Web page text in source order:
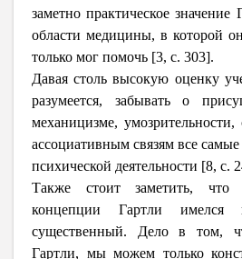
заметно практическое значение
области медицины, в которой
только мог помочь [3, c. 303].
Давая столь высокую оценку
разумеется, забывать о
механицизме,
ассоциативным связям все
психической деятельности [8, с.
Также стоит заметить, что
концепции Гартли имелся
существенный. Дело в том,
Гартли, мы можем только